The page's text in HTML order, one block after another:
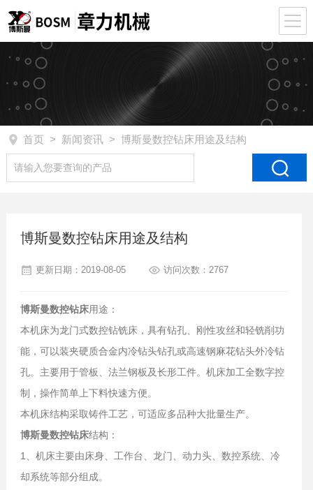
首页 > 新闻资讯> 博斯曼数控钻床用途及结构
博斯曼数控钻床用途及结构
更新日期：2019-08-05 访问次数：2767
博斯曼数控钻床用途：
本机床为龙门式数控钻铣床，具有钻孔、刚性攻丝和轻铣削功
能，可以装夹硬质合金内冷钻头钻孔或高速钢麻花钻头外冷钻
孔。主要用于管板、法兰钢板及长形工件。机床加工全数字控
制，操作简单上下料快速方便。
本机床结构采取铸件工艺，可适应多品种大批量生产。
博斯曼数控钻床结构：
1、机床主要由床身、工作台、龙门、动力头、数控系统、冷
却系统等部分组成。